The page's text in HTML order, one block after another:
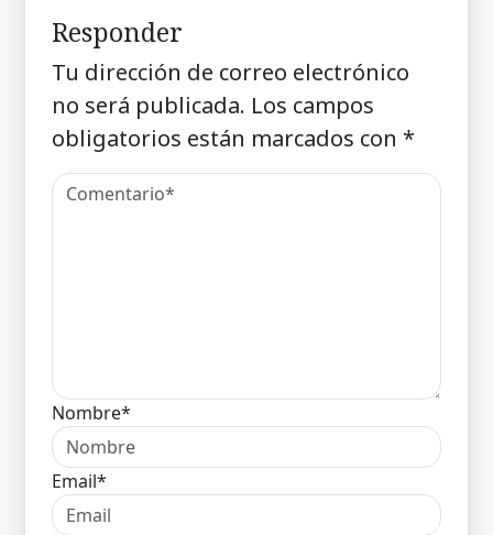
Responder
Tu dirección de correo electrónico
no será publicada. Los campos
obligatorios están marcados con *
Nombre*
Email*